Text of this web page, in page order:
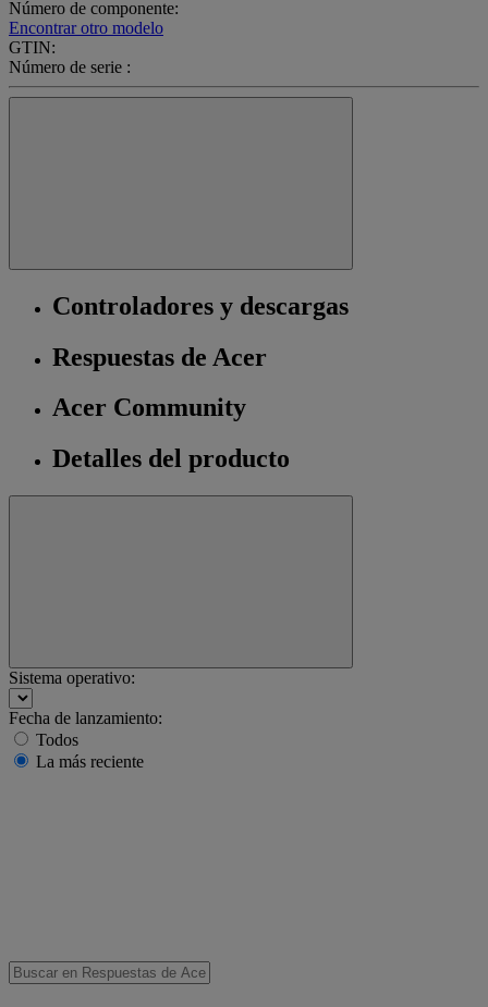
Número de componente:
Encontrar otro modelo
GTIN:
Número de serie :
Controladores y descargas
Respuestas de Acer
Acer Community
Detalles del producto
Sistema operativo:
Fecha de lanzamiento:
Todos
La más reciente